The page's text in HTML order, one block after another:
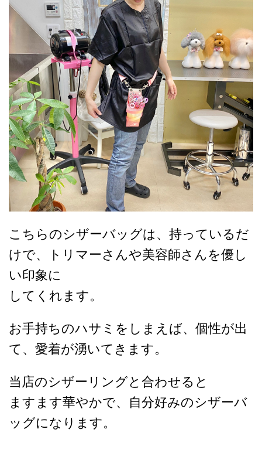
こちらのシザーバッグは、持っているだ
けで、トリマーさんや美容師さんを優し
い印象に
してくれます。
お手持ちのハサミをしまえば、個性が出
て、愛着が湧いてきます。
当店のシザーリングと合わせると
ますます華やかで、自分好みのシザーバ
ッグになります。